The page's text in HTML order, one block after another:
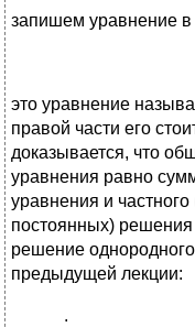
запишем уравнение
это уравнение
правой части его
доказывается, что
уравнения равно
уравнения и
постоянных)
решение
предыдущей лекции:
.